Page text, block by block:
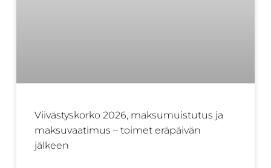
Viivästyskorko 2026, maksumuistutus ja
maksuvaatimus – toimet eräpäivän
jälkeen